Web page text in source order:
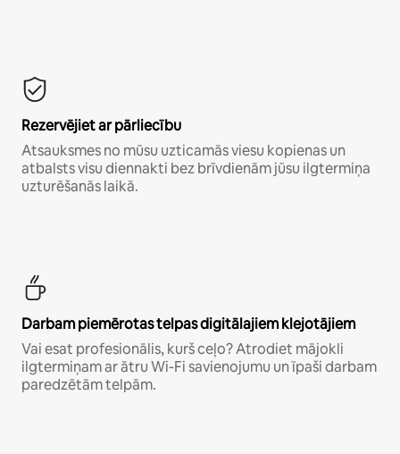
Rezervējiet ar pārliecību
Atsauksmes no mūsu uzticamās viesu kopienas un
atbalsts visu diennakti bez brīvdienām jūsu ilgtermiņa
uzturēšanās laikā.
Darbam piemērotas telpas digitālajiem klejotājiem
Vai esat profesionālis, kurš ceļo? Atrodiet mājokli
ilgtermiņam ar ātru Wi-Fi savienojumu un īpaši darbam
paredzētām telpām.